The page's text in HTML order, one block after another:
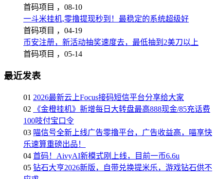
首码项目 ， 08-10
一斗米挂机,零撸提现秒到！最稳定的系统超级好
首码项目 ， 04-19
币安注册，新活动抽奖速度去，最低抽到2美刀以上
首码项目 ， 05-14
最近发表
01 2026最新云上Focus接码短信平台分享给大家
02
《金橙挂机》新增每日大转盘最高888现金/85充话费
100吱付宝口令
03 喵信号全新上线广告零撸平台，广告收益高，喵享快
乐速算重磅出品！
04 首码！AivyAI新模式刚上线，目前一币6.6u
05 钻石大亨2026新版，自带兑换提米乐，游戏钻石供不